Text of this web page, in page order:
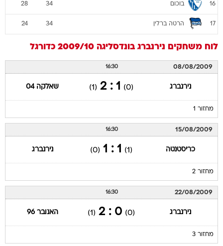
16 בוכום 34
28
17 הרטה ברלין 34
24
לוח משחקים נירנברג בונדסליגה 2009/10 כדורגל
08/08/2009
16:30
נירנברג (0)
1 : 2
(1) שאלקה 04
מחזור 1
15/08/2009
16:30
כריסטנטה (1)
1 : 1
(0) נירנברג
מחזור 2
22/08/2009
16:30
נירנברג (0)
0 : 2
(1) האנובר 96
מחזור 3